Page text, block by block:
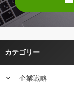
カテゴリー
keyboard_arrow_down 企業戦略